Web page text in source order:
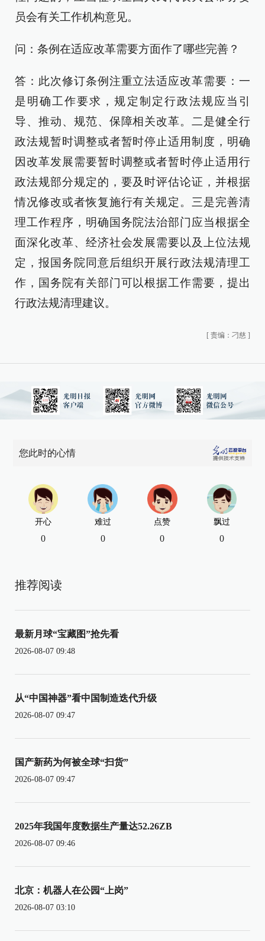
员会有关工作机构意见。
问：条例在适应改革需要方面作了哪些完善？
答：此次修订条例注重立法适应改革需要：一
是明确工作要求，规定制定行政法规应当引
导、推动、规范、保障相关改革。二是健全行
政法规暂时调整或者暂时停止适用制度，明确
因改革发展需要暂时调整或者暂时停止适用行
政法规部分规定的，要及时评估论证，并根据
情况修改或者恢复施行有关规定。三是完善清
理工作程序，明确国务院法治部门应当根据全
面深化改革、经济社会发展需要以及上位法规
定，报国务院同意后组织开展行政法规清理工
作，国务院有关部门可以根据工作需要，提出
行政法规清理建议。
[ 责编：刁慈 ]
您此时的心情
开心
0
难过
0
点赞
0
飘过
0
推荐阅读
最新月球“宝藏图”抢先看
2026-08-07 09:48
从“中国神器”看中国制造迭代升级
2026-08-07 09:47
国产新药为何被全球“扫货”
2026-08-07 09:47
2025年我国年度数据生产量达52.26ZB
2026-08-07 09:46
北京：机器人在公园“上岗”
2026-08-07 03:10